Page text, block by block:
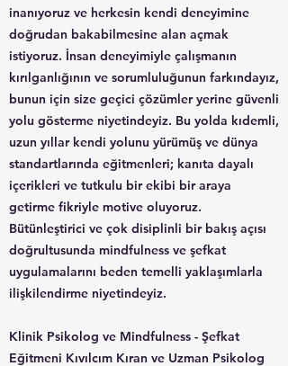
inanıyoruz ve herkesin kendi deneyimine
doğrudan bakabilmesine alan açmak
istiyoruz. İnsan deneyimiyle çalışmanın
kırılganlığının ve sorumluluğunun farkındayız,
bunun için size geçici çözümler yerine güvenli
yolu gösterme niyetindeyiz. Bu yolda kıdemli,
uzun yıllar kendi yolunu yürümüş ve dünya
standartlarında eğitmenleri; kanıta dayalı
içerikleri ve tutkulu bir ekibi bir araya
getirme fikriyle motive oluyoruz.
Bütünleştirici ve çok disiplinli bir bakış açısı
doğrultusunda mindfulness ve şefkat
uygulamalarını beden temelli yaklaşımlarla
ilişkilendirme niyetindeyiz.
Klinik Psikolog ve Mindfulness - Şefkat
Eğitmeni Kıvılcım Kıran ve Uzman Psikolog